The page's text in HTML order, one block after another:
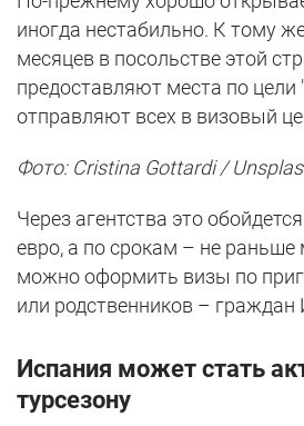
иногда нестабильно. К тому
месяцев в посольстве этой
предоставляют места по цели
отправляют всех в визовый
Фото: Cristina Gottardi /
Через агентства это
евро, а по срокам – не
можно оформить визы по
или родственников – граждан
Испания может стать
турсезону